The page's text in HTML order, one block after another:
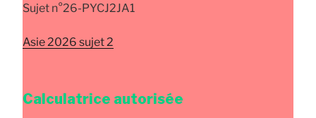
Sujet n°26-PYCJ2JA1
Asie 2026 sujet 2
Calculatrice autorisée